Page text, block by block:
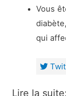
Vous
qui
Lire la suite: